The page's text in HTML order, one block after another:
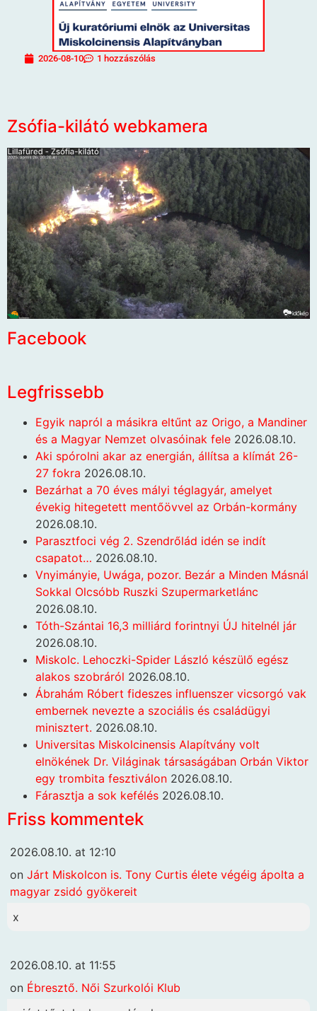
2026-08-10 1 hozzászólás
Zsófia-kilátó webkamera
Facebook
Legfrissebb
Egyik napról a másikra eltűnt az Origo, a Mandiner
és a Magyar Nemzet olvasóinak fele 2026.08.10.
Aki spórolni akar az energián, állítsa a klímát 26-
27 fokra 2026.08.10.
Bezárhat a 70 éves mályi téglagyár, amelyet
évekig hitegetett mentőövvel az Orbán-kormány
2026.08.10.
Parasztfoci vég 2. Szendrőlád idén se indít
csapatot… 2026.08.10.
Vnyimányie, Uwága, pozor. Bezár a Minden Másnál
Sokkal Olcsóbb Ruszki Szupermarketlánc
2026.08.10.
Tóth-Szántai 16,3 milliárd forintnyi ÚJ hitelnél jár
2026.08.10.
Miskolc. Lehoczki-Spider László készülő egész
alakos szobráról 2026.08.10.
Ábrahám Róbert fideszes influenszer vicsorgó vak
embernek nevezte a szociális és családügyi
minisztert. 2026.08.10.
Universitas Miskolcinensis Alapítvány volt
elnökének Dr. Világinak társaságában Orbán Viktor
egy trombita fesztiválon 2026.08.10.
Fárasztja a sok kefélés 2026.08.10.
Friss kommentek
2026.08.10. at 12:10
on Járt Miskolcon is. Tony Curtis élete végéig ápolta a
magyar zsidó gyökereit
x
2026.08.10. at 11:55
on Ébresztő. Női Szurkolói Klub